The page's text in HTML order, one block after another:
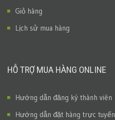
Giỏ hàng
Lịch sử mua hàng
HỖ TRỢ MUA HÀNG ONLINE
Hướng dẫn đăng ký thành viên
Hướng dẫn đặt hàng trực tuyến